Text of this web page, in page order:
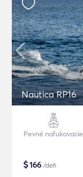
Nautica RP16
Pevné nafukovacie
$166 /deň